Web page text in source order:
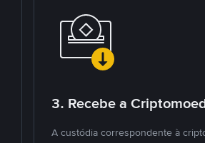
3. Recebe a
A custódia correspondente à